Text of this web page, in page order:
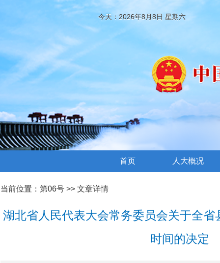
今天：2026年8月8日 星期六
首页 人大概况
当前位置： 第06号 >> 文章详情
湖北省人民代表大会常务委员会关于全
时间的决定